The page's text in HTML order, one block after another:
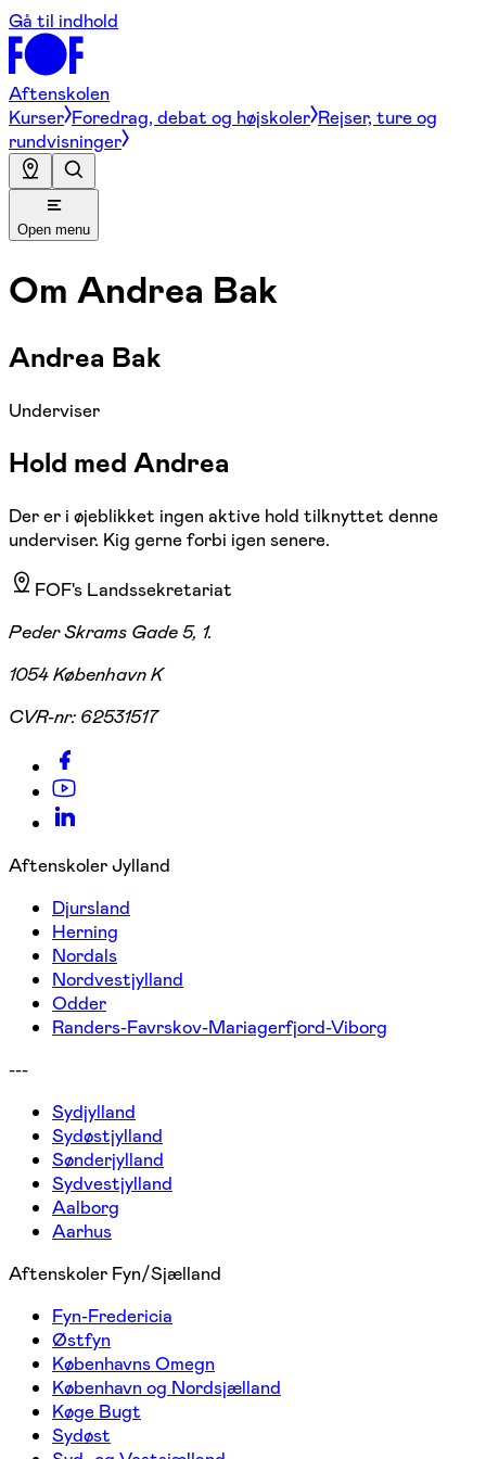
Gå til indhold
Aftenskolen
Kurser Foredrag, debat og højskoler Rejser, ture og
rundvisninger
Open menu
Om Andrea Bak
Andrea Bak
Underviser
Hold med Andrea
Der er i øjeblikket ingen aktive hold tilknyttet denne
underviser. Kig gerne forbi igen senere.
FOF's Landssekretariat
Peder Skrams Gade 5, 1.
1054 København K
CVR-nr: 62531517
Aftenskoler Jylland
Djursland
Herning
Nordals
Nordvestjylland
Odder
Randers-Favrskov-Mariagerfjord-Viborg
---
Sydjylland
Sydøstjylland
Sønderjylland
Sydvestjylland
Aalborg
Aarhus
Aftenskoler Fyn/Sjælland
Fyn-Fredericia
Østfyn
Københavns Omegn
København og Nordsjælland
Køge Bugt
Sydøst